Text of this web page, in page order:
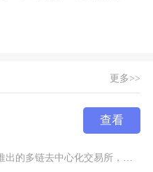
更多>>
查看
Dooar是由MovetoEarn应用STEPN推出的多链去中心化交易所，为加密货币用户提